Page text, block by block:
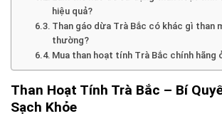
hiệu quả?
Than gáo dừa Trà Bắc có khác gì than
thường?
Mua than hoạt tính Trà Bắc chính hãng
Than Hoạt Tính Trà Bắc – Bí
Sạch Khỏe